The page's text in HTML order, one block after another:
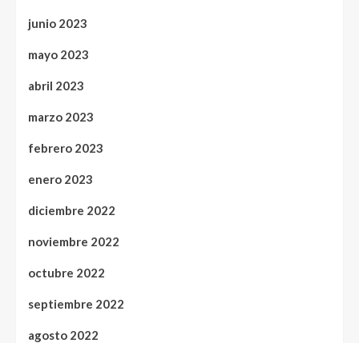
junio 2023
mayo 2023
abril 2023
marzo 2023
febrero 2023
enero 2023
diciembre 2022
noviembre 2022
octubre 2022
septiembre 2022
agosto 2022